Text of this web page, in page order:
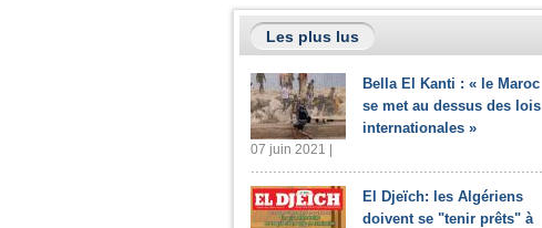
Les plus lus
Bella El Kanti : « le Maroc
se met au dessus des lois
internationales »
07 juin 2021 |
El Djeïch: les Algériens
doivent se "tenir prêts" à